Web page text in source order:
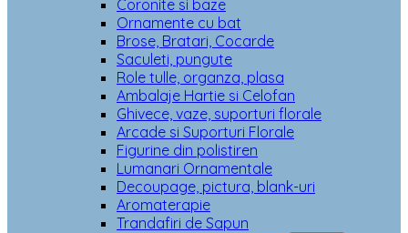
Coronite si baze
Ornamente cu bat
Brose, Bratari, Cocarde
Saculeti, pungute
Role tulle, organza, plasa
Ambalaje Hartie si Celofan
Ghivece, vaze, suporturi florale
Arcade si Suporturi Florale
Figurine din polistiren
Lumanari Ornamentale
Decoupage, pictura, blank-uri
Aromaterapie
Trandafiri de Sapun